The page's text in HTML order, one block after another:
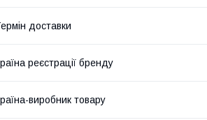
доставки
реєстрації бренду
виробник товару